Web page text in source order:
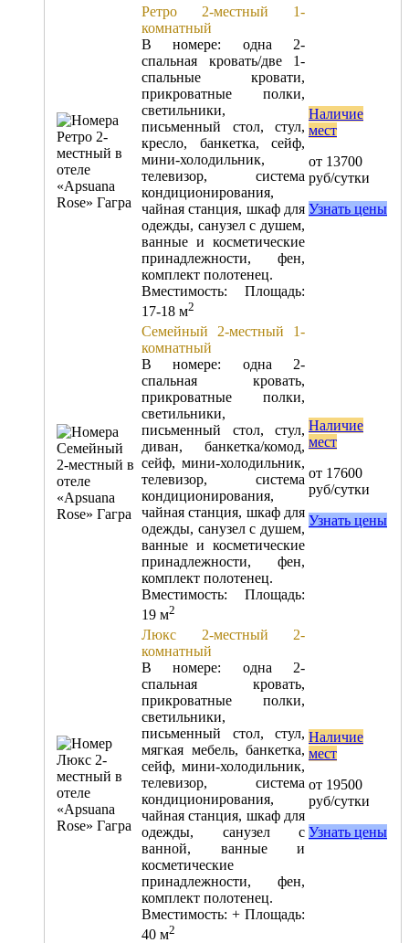
Ретро 2-местный 1-
комнатный
В номере: одна 2-
спальная кровать/две 1-
спальные кровати,
прикроватные полки,
светильники,
письменный стол, стул,
кресло, банкетка, сейф,
мини-холодильник,
телевизор, система
кондиционирования,
чайная станция, шкаф для
одежды, санузел с душем,
ванные и косметические
принадлежности, фен,
комплект полотенец.
Вместимость: Площадь:
17-18 м2
Наличие
мест
от 13700
руб/сутки
Узнать цены
Семейный 2-местный 1-
комнатный
В номере: одна 2-
спальная кровать,
прикроватные полки,
светильники,
письменный стол, стул,
диван, банкетка/комод,
сейф, мини-холодильник,
телевизор, система
кондиционирования,
чайная станция, шкаф для
одежды, санузел с душем,
ванные и косметические
принадлежности, фен,
комплект полотенец.
Вместимость: Площадь:
19 м2
Наличие
мест
от 17600
руб/сутки
Узнать цены
Люкс 2-местный 2-
комнатный
В номере: одна 2-
спальная кровать,
прикроватные полки,
светильники,
письменный стол, стул,
мягкая мебель, банкетка,
сейф, мини-холодильник,
телевизор, система
кондиционирования,
чайная станция, шкаф для
одежды, санузел с
ванной, ванные и
косметические
принадлежности, фен,
комплект полотенец.
Вместимость: + Площадь:
40 м2
Наличие
мест
от 19500
руб/сутки
Узнать цены